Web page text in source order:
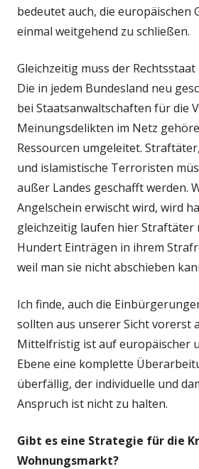
bedeutet auch, die europäischen
einmal weitgehend zu schließen.
Gleichzeitig muss der
Die in jedem Bundesland neu
bei Staatsanwaltschaften für die
Meinungsdelikten im Netz
Ressourcen umgeleitet.
und islamistische Terroristen
außer Landes geschafft werden.
Angelschein erwischt wird, wird
gleichzeitig laufen hier Straftäter
Hundert Einträgen in ihrem
weil man sie nicht abschieben
Ich finde, auch die
sollten aus unserer Sicht vorerst
Mittelfristig ist auf europäischer
Ebene eine komplette
überfällig, der individuelle und
Anspruch ist nicht zu halten.
Gibt es eine Strategie für die
Wohnungsmarkt?